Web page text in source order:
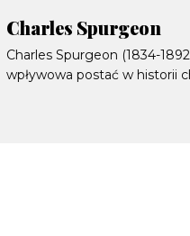
Charles Spurgeon
Charles Spurgeon (1834-
wpływowa postać w historii